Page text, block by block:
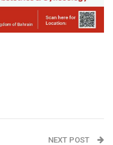
NEXT POST